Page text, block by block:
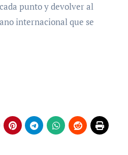
punto y devolver al
internacional que se